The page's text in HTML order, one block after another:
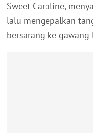
Sweet Caroline,
lalu mengepalkan
bersarang ke gawang